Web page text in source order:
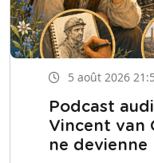
5 août 2026
Podcast
Vincent van
ne devienne